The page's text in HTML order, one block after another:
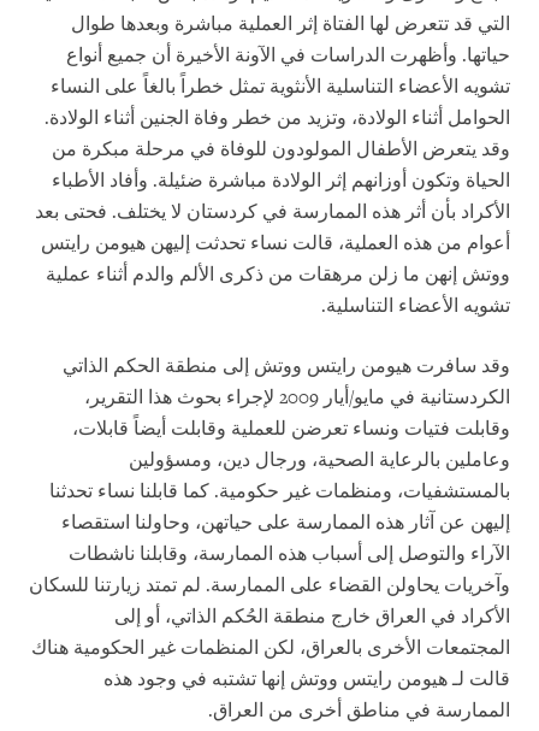
التي قد تتعرض لها الفتاة إثر العملية مباشرة وبعدها طوال
حياتها. وأظهرت الدراسات في الآونة الأخيرة أن جميع أنواع
تشويه الأعضاء التناسلية الأنثوية تمثل خطراً بالغاً على النساء
الحوامل أثناء الولادة، وتزيد من خطر وفاة الجنين أثناء الولادة.
وقد يتعرض الأطفال المولودون للوفاة في مرحلة مبكرة من
الحياة وتكون أوزانهم إثر الولادة مباشرة ضئيلة. وأفاد الأطباء
الأكراد بأن أثر هذه الممارسة في كردستان لا يختلف. فحتى بعد
أعوام من هذه العملية، قالت نساء تحدثت إليهن هيومن رايتس
ووتش إنهن ما زلن مرهقات من ذكرى الألم والدم أثناء عملية
تشويه الأعضاء التناسلية.
وقد سافرت هيومن رايتس ووتش إلى منطقة الحكم الذاتي
الكردستانية في مايو/أيار 2009 لإجراء بحوث هذا التقرير،
وقابلت فتيات ونساء تعرضن للعملية وقابلت أيضاً قابلات،
وعاملين بالرعاية الصحية، ورجال دين، ومسؤولين
بالمستشفيات، ومنظمات غير حكومية. كما قابلنا نساء تحدثنا
إليهن عن آثار هذه الممارسة على حياتهن، وحاولنا استقصاء
الآراء والتوصل إلى أسباب هذه الممارسة، وقابلنا ناشطات
وآخريات يحاولن القضاء على الممارسة. لم تمتد زيارتنا للسكان
الأكراد في العراق خارج منطقة الحُكم الذاتي، أو إلى
المجتمعات الأخرى بالعراق، لكن المنظمات غير الحكومية هناك
قالت لـ هيومن رايتس ووتش إنها تشتبه في وجود هذه
الممارسة في مناطق أخرى من العراق.